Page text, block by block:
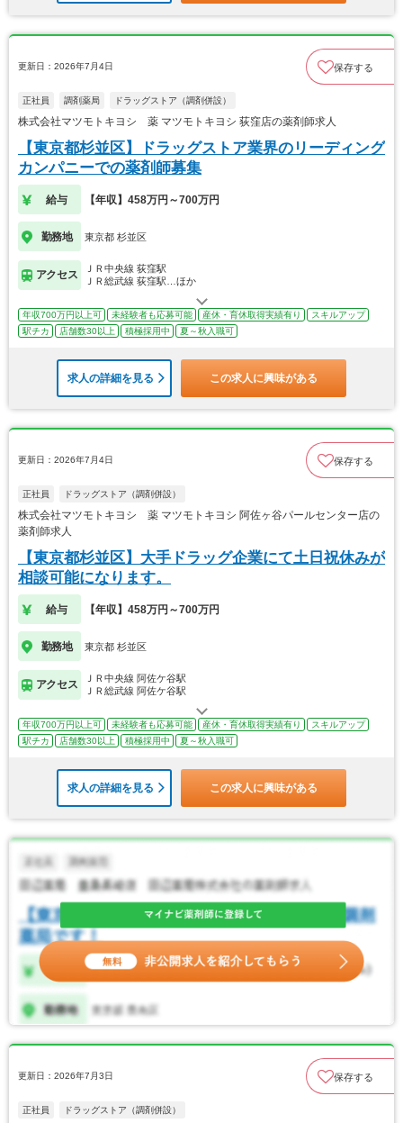
更新日：2026年7月4日 保存する
正社員 調剤薬局 ドラッグストア（調剤併設）
株式会社マツモトキヨシ 薬 マツモトキヨシ 荻窪店の薬剤師求人
【東京都杉並区】ドラッグストア業界のリーディング
カンパニーでの薬剤師募集
給与 【年収】458万円～700万円
勤務地 東京都 杉並区
アクセス
ＪＲ中央線 荻窪駅
ＪＲ総武線 荻窪駅…ほか
年収700万円以上可 未経験者も応募可能 産休・育休取得実績有り
スキルアップ
駅チカ
店舗数30以上 積極採用中 夏～秋入職可
求人の詳細を見る この求人に興味がある
更新日：2026年7月4日 保存する
正社員 ドラッグストア（調剤併設）
株式会社マツモトキヨシ 薬 マツモトキヨシ 阿佐ヶ谷パールセンター店の
薬剤師求人
【東京都杉並区】大手ドラッグ企業にて土日祝休みが
相談可能になります。
給与 【年収】458万円～700万円
勤務地 東京都 杉並区
アクセス
ＪＲ中央線 阿佐ケ谷駅
ＪＲ総武線 阿佐ケ谷駅
年収700万円以上可 未経験者も応募可能 産休・育休取得実績有り
スキルアップ
駅チカ
店舗数30以上 積極採用中 夏～秋入職可
求人の詳細を見る この求人に興味がある
更新日：2026年7月3日 保存する
正社員 ドラッグストア（調剤併設）